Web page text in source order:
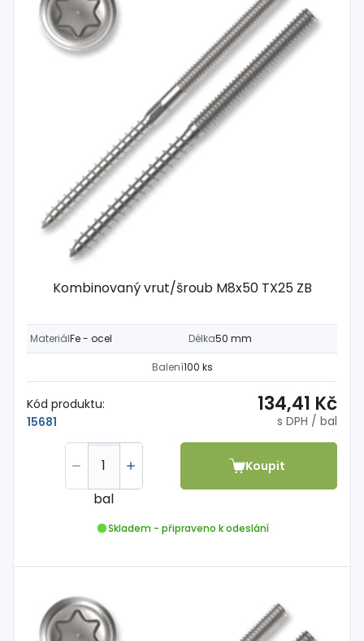
Kombinovaný vrut/šroub M8x50 TX25 ZB
MateriálFe - ocel Délka50 mm
Balení100 ks
Kód produktu:
15681
134,41 Kč
s DPH / bal
bal
Koupit
Skladem - připraveno k odeslání